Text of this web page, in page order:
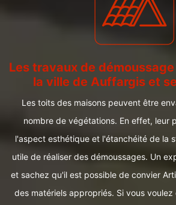
Les travaux de
la ville de Auffargis et
Les toits des maisons peuvent être
nombre de végétations. En effet, leur
l'aspect esthétique et l'étanchéité de la
utile de réaliser des démoussages. Un
et sachez qu'il est possible de convier
des matériels appropriés. Si vous